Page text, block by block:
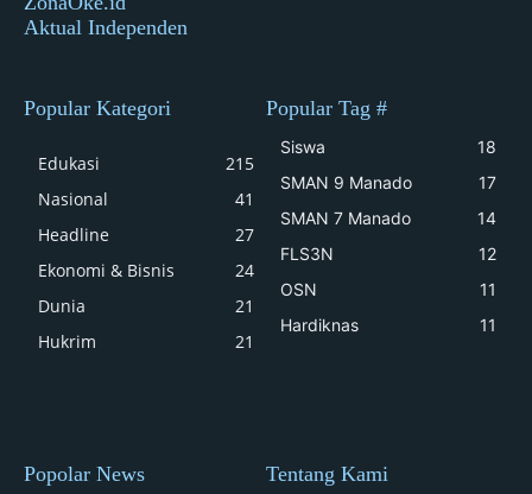
Aktual Independen
Popular Kategori
Edukasi
215
Nasional
41
Headline
27
Ekonomi & Bisnis
24
Dunia
21
Hukrim
21
Popular Tag #
Siswa
18
SMAN 9 Manado
17
SMAN 7 Manado
14
FLS3N
12
OSN
11
Hardiknas
11
Popolar News Tentang Kami